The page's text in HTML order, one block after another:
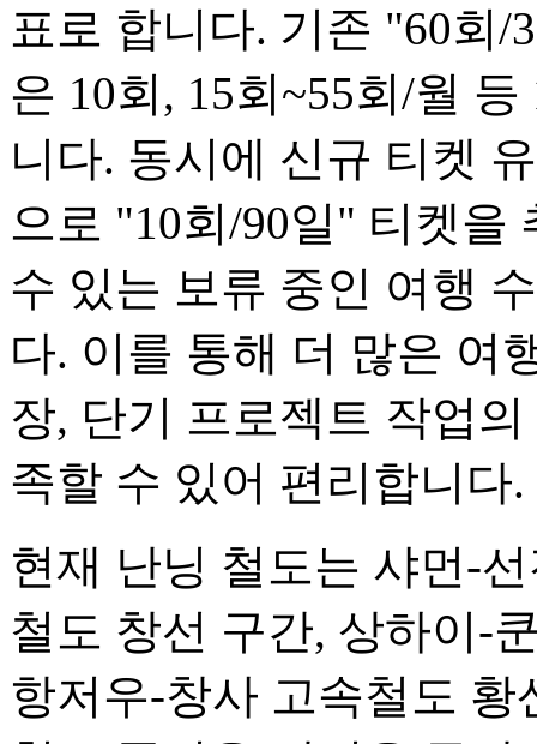
표로 합니다. 기존 "60회
은 10회, 15회~55회/월
니다. 동시에 신규 티켓
으로 "10회/90일" 티켓을
수 있는 보류 중인 여행
다. 이를 통해 더 많은 여
장, 단기 프로젝트 작업
족할 수 있어 편리합니다.
현재 난닝 철도는 샤먼-
철도 창선 구간, 상하이-
항저우-창사 고속철도